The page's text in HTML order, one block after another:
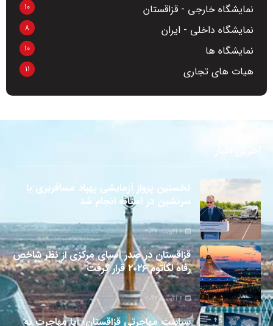
نمایشگاه خارجی - قزاقستان 10
نمایشگاه داخلی - ایران 8
نمایشگاه ها 10
هیات های تجاری 11
نخستین پرواز آزمایشی پهپاد مسافربری با
سرنشین در آستانه انجام شد
6 آگوست 2026
قزاقستان در صدر آسیای مرکزی از نظر شاخص
رفاه لگاتوم ۲۰۲۶ قرار گرفت
6 آگوست 2026
سیاست مهاجرتی قزاقستان؛ آیا مهاجرت به